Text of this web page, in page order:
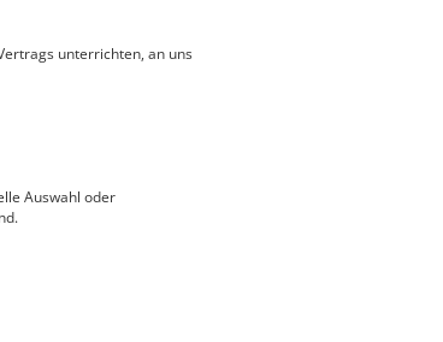
unterrichten, an uns
Auswahl oder